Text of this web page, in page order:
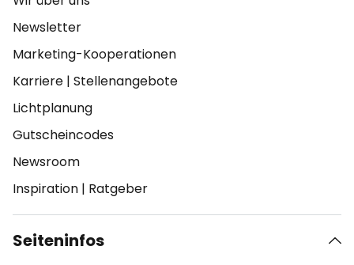
Newsletter
Marketing-Kooperationen
Karriere | Stellenangebote
Lichtplanung
Gutscheincodes
Newsroom
Inspiration | Ratgeber
Seiteninfos